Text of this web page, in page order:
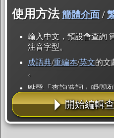
使用方法 簡體介面/
輸入中文，預設會查詢
注音字型。
成語典/重編本/英文的文
。
點擊「查詢造詞」瞬間
點「部首」瞬間列出所
辭典解釋的全文都經過
用手動重複輸入。
開始編輯